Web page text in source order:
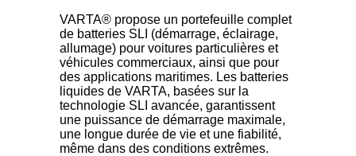
VARTA® propose un portefeuille complet
de batteries SLI (démarrage, éclairage,
allumage) pour voitures particulières et
véhicules commerciaux, ainsi que pour
des applications maritimes. Les batteries
liquides de VARTA, basées sur la
technologie SLI avancée, garantissent
une puissance de démarrage maximale,
une longue durée de vie et une fiabilité,
même dans des conditions extrêmes.